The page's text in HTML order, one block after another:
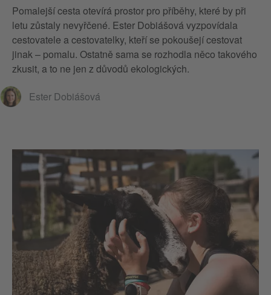
Pomalejší cesta otevírá prostor pro příběhy, které by při
letu zůstaly nevyřčené. Ester Dobiášová vyzpovídala
cestovatele a cestovatelky, kteří se pokoušejí cestovat
jinak – pomalu. Ostatně sama se rozhodla něco takového
zkusit, a to ne jen z důvodů ekologických.
Ester Dobiášová